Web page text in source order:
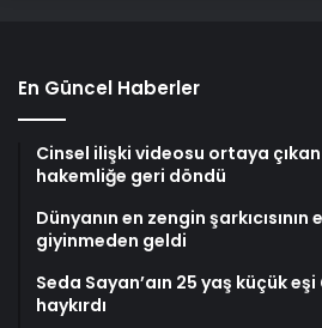
En Güncel Haberler
Cinsel ilişki videosu ortaya
hakemliğe geri döndü
Dünyanın en zengin
giyinmeden geldi
Seda Sayan’aın 25 yaş küçük
haykırdı